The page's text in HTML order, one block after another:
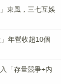
東風，三七互娛
年營收超10個
「存量競爭+内